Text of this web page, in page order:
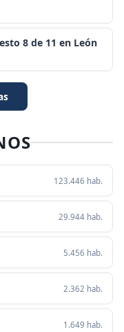
8 de 11 en León
123.446 hab.
29.944 hab.
5.456 hab.
2.362 hab.
1.649 hab.